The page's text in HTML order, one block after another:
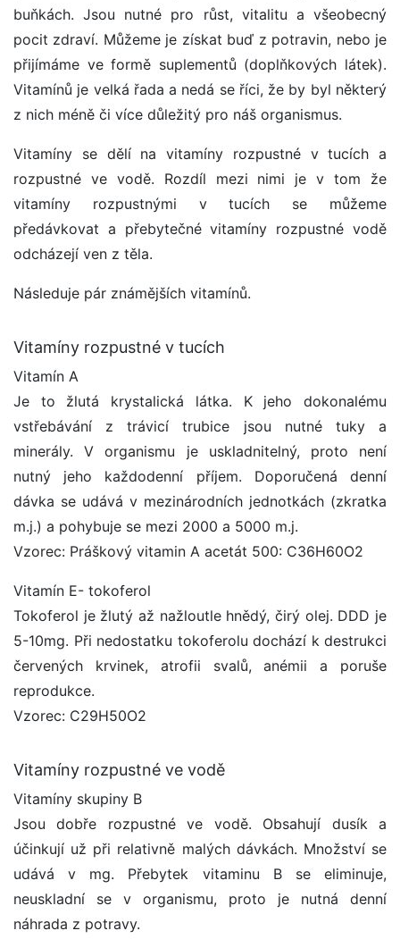
buňkách. Jsou nutné pro růst, vitalitu a všeobecný
pocit zdraví. Můžeme je získat buď z potravin, nebo je
přijímáme ve formě suplementů (doplňkových látek).
Vitamínů je velká řada a nedá se říci, že by byl některý
z nich méně či více důležitý pro náš organismus.
Vitamíny se dělí na vitamíny rozpustné v tucích a
rozpustné ve vodě. Rozdíl mezi nimi je v tom že
vitamíny rozpustnými v tucích se můžeme
předávkovat a přebytečné vitamíny rozpustné vodě
odcházejí ven z těla.
Následuje pár známějších vitamínů.
Vitamíny rozpustné v tucích
Vitamín A
Je to žlutá krystalická látka. K jeho dokonalému
vstřebávání z trávicí trubice jsou nutné tuky a
minerály. V organismu je uskladnitelný, proto není
nutný jeho každodenní příjem. Doporučená denní
dávka se udává v mezinárodních jednotkách (zkratka
m.j.) a pohybuje se mezi 2000 a 5000 m.j.
Vzorec: Práškový vitamin A acetát 500: C36H60O2
Vitamín E- tokoferol
Tokoferol je žlutý až nažloutle hnědý, čirý olej. DDD je
5-10mg. Při nedostatku tokoferolu dochází k destrukci
červených krvinek, atrofii svalů, anémii a poruše
reprodukce.
Vzorec: C29H50O2
Vitamíny rozpustné ve vodě
Vitamíny skupiny B
Jsou dobře rozpustné ve vodě. Obsahují dusík a
účinkují už při relativně malých dávkách. Množství se
udává v mg. Přebytek vitaminu B se eliminuje,
neuskladní se v organismu, proto je nutná denní
náhrada z potravy.